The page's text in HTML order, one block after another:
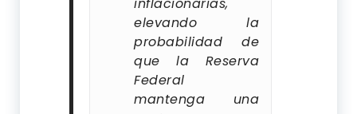
inflacionarias,
elevando la
probabilidad de
que la Reserva
Federal
mantenga una